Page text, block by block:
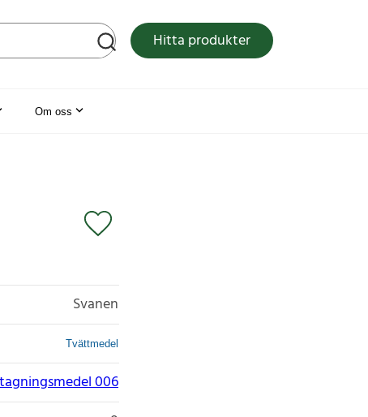
Hitta produkter
Om oss
Svanen
Tvättmedel
006